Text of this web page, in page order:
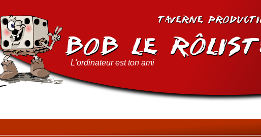
L'ordinateur est ton ami